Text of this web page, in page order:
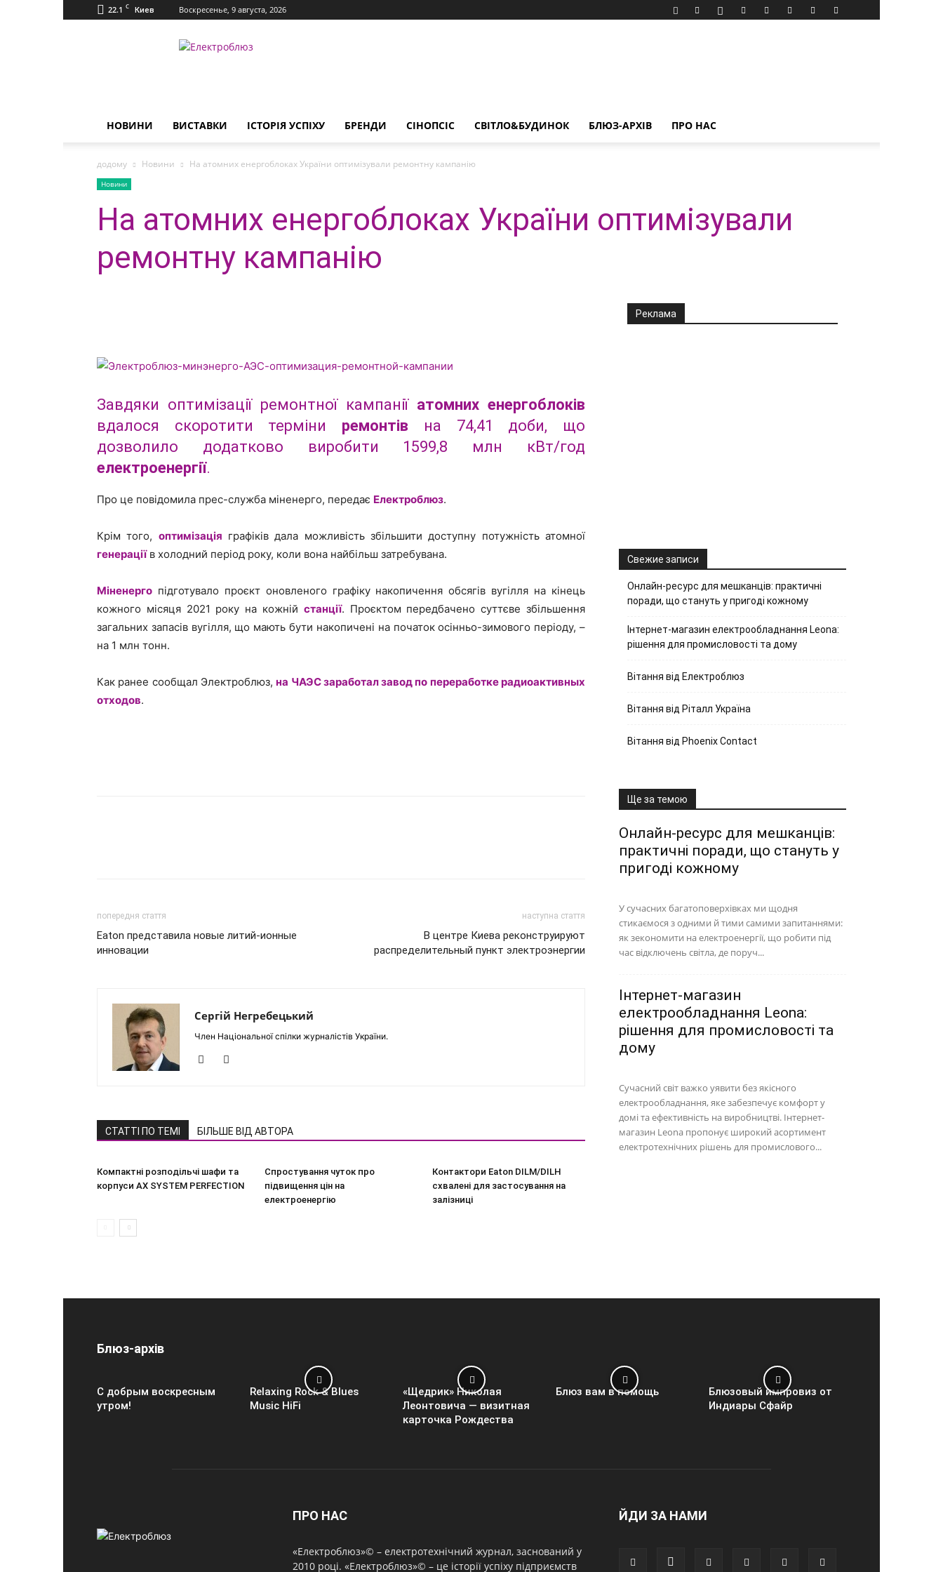
22.1 C Киев Воскресенье, 9 августа, 2026
Електроблюз
НОВИНИ ВИСТАВКИ ІСТОРІЯ УСПІХУ БРЕНДИ СІНОПСІС СВІТЛО&БУДИНОК БЛЮЗ-АРХІВ ПРО НАС
додому Новини На атомних енергоблоках України оптимізували ремонтну кампанію
Новини
На атомних енергоблоках України оптимізували
ремонтну кампанію
Завдяки оптимізації ремонтної кампанії атомних енергоблоків
вдалося скоротити терміни ремонтів на 74,41 доби, що
дозволило додатково виробити 1599,8 млн кВт/год
електроенергії.
Про це повідомила прес-служба міненерго, передає Електроблюз.
Крім того, оптимізація графіків дала можливість збільшити доступну потужність атомної
генераціїв холодний період року, коли вона найбільш затребувана.
Міненерго підготувало проєкт оновленого графіку накопичення обсягів вугілля на кінець
кожного місяця 2021 року на кожній станції. Проєктом передбачено суттєве збільшення
загальних запасів вугілля, що мають бути накопичені на початок осінньо-зимового періоду, –
на 1 млн тонн.
Как ранее сообщал Электроблюз,на ЧАЭС заработал завод по переработке радиоактивных
отходов.
попередня стаття
Eaton представила новые литий-ионные
инновации
наступна стаття
В центре Киева реконструируют
распределительный пункт электроэнергии
Сергій Негребецький
Член Національної спілки журналістів України.
СТАТТІ ПО ТЕМІ БІЛЬШЕ ВІД АВТОРА
Компактні розподільчі шафи та
корпуси AX SYSTEM PERFECTION
Спростування чуток про
підвищення цін на
електроенергію
Контактори Eaton DILM/DILH
схвалені для застосування на
залізниці
Реклама
Свежие записи
Онлайн-ресурс для мешканців: практичні
поради, що стануть у пригоді кожному
Інтернет-магазин електрообладнання Leona:
рішення для промисловості та дому
Вітання від Електроблюз
Вітання від Ріталл Україна
Вітання від Phoenix Contact
Ще за темою
Онлайн-ресурс для мешканців:
практичні поради, що стануть у
пригоді кожному
У сучасних багатоповерхівках ми щодня
стикаємося з одними й тими самими запитаннями:
як зекономити на електроенергії, що робити під
час відключень світла, де поруч...
Інтернет-магазин
електрообладнання Leona:
рішення для промисловості та
дому
Сучасний світ важко уявити без якісного
електрообладнання, яке забезпечує комфорт у
домі та ефективність на виробництві. Інтернет-
магазин Leona пропонує широкий асортимент
електротехнічних рішень для промислового...
Блюз-архів
С добрым воскресным
утром!
Relaxing Rock & Blues
Music HiFi
«Щедрик» Николая
Леонтовича — визитная
карточка Рождества
Блюз вам в помощь
Блюзовый импровиз от
Индиары Сфайр
ПРО НАС
«Електроблюз»© – електротехнічний журнал, заснований у
2010 році. «Електроблюз»© – це історії успіху підприємств
ЙДИ ЗА НАМИ